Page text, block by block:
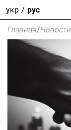
укр рус
Главная/Новости